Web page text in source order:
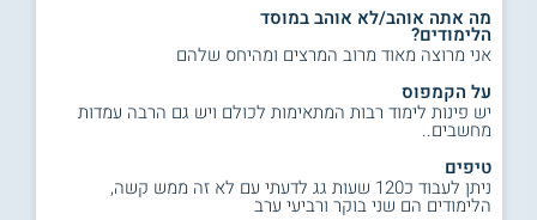
מה אתה אוהב/לא אוהב במוסד
הלימודים?
אני מרוצה מאוד מרוב המרצים ומהיחס שלהם
על הקמפוס
יש פינות לימוד רבות המתאימות לכולם ויש גם הרבה עמדות
מחשבים..
טיפים
ניתן לעבוד כ120 שעות גג לדעתי עם לא זה ממש קשה,
הלימודים הם שני בוקר ורביעי ערב